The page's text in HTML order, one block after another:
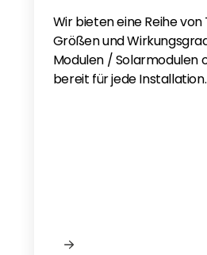
Wir bieten eine Reihe
Größen und
Modulen / Solarmodulen
bereit für jede Installation.